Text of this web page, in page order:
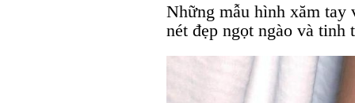
Những mẫu hình xăm tay
nét đẹp ngọt ngào và tinh